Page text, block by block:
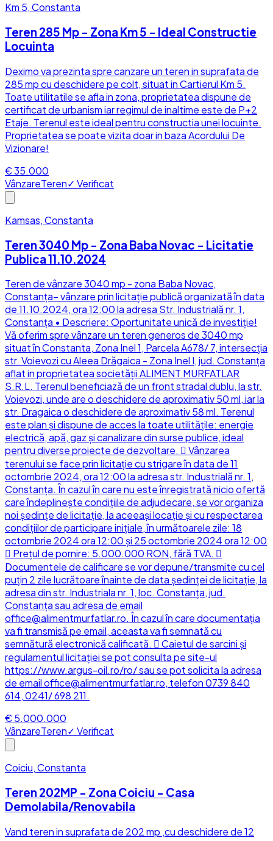
Km 5, Constanta
Teren 285 Mp - Zona Km 5 - Ideal Constructie
Locuinta
Deximo va prezinta spre canzare un teren in suprafata de
285 mp cu deschidere pe colt, situat in Cartierul Km 5.
Toate utilitatile se afla in zona, proprietatea dispune de
certificat de urbanism iar regimul de inaltime este de P+2
Etaje. Terenul este ideal pentru constructia unei locuinte.
Proprietatea se poate vizita doar in baza Acordului De
Vizionare!
€ 35.000
VânzareTeren✓ Verificat
Kamsas, Constanta
Teren 3040 Mp - Zona Baba Novac - Licitatie
Publica 11.10.2024
Teren de vânzare 3040 mp - zona Baba Novac,
Constanța– vânzare prin licitație publică organizată în data
de 11.10.2024, ora 12:00 la adresa Str. Industrială nr. 1,
Constanța • Descriere: Oportunitate unică de investiție!
Vă oferim spre vânzare un teren generos de 3040 mp
situat în Constanta, Zona Inel 1, Parcela A678/ 7, intersecția
str. Voievozi cu Aleea Drăgaica - Zona Inel I, jud. Constanța
aflat in proprietatea societății ALIMENT MURFATLAR
S.R.L. Terenul beneficiază de un front stradal dublu, la str.
Voievozi, unde are o deschidere de aproximativ 50 ml, iar la
str. Dragaica o deschidere de aproximativ 58 ml. Terenul
este plan și dispune de acces la toate utilităţile: energie
electrică, apă, gaz și canalizare din surse publice, ideal
pentru diverse proiecte de dezvoltare.  Vânzarea
terenului se face prin licitație cu strigare în data de 11
octombrie 2024, ora 12:00 la adresa str. Industrială nr. 1,
Constanța. În cazul în care nu este înregistrată nicio ofertă
care îndeplinește condițiile de adjudecare, se vor organiza
noi ședințe de licitație, la aceeași locație și cu respectarea
condițiilor de participare inițiale, în următoarele zile: 18
octombrie 2024 ora 12:00 și 25 octombrie 2024 ora 12:00
 Prețul de pornire: 5.000.000 RON, fără TVA. 
Documentele de calificare se vor depune/transmite cu cel
puțin 2 zile lucrătoare înainte de data ședinței de licitație, la
adresa din str. Industriala nr. 1, loc. Constanța, jud.
Constanța sau adresa de email
office@alimentmurfatlar.ro. În cazul în care documentația
va fi transmisă pe email, aceasta va fi semnată cu
semnătură electronică calificată.  Caietul de sarcini și
regulamentul licitației se pot consulta pe site-ul
https://www.argus-oil.ro/ro/ sau se pot solicita la adresa
de email office@alimentmurfatlar.ro, telefon 0739 840
614, 0241/ 698 211.
€ 5.000.000
VânzareTeren✓ Verificat
Coiciu, Constanta
Teren 202MP - Zona Coiciu - Casa
Demolabila/Renovabila
Vand teren in suprafata de 202 mp ,cu deschidere de 12